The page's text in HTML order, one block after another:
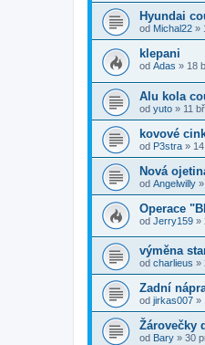
Hyundai
od Michal22 »
klepani
od Adas » 18
Alu kola
od yuto » 11
kovové
od P3stra »
Nová
od Angelwilly »
Operace
od Jerry159 »
výměna
od charlieus »
Zadní
od jirkas007 »
Žárovečky
od Bary » 30